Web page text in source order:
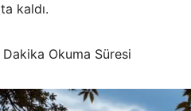
kaldı.
Okuma Süresi